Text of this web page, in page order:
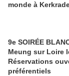
monde à
9e SOIRÉE
Meung sur Loire
Réservations
préférentiels